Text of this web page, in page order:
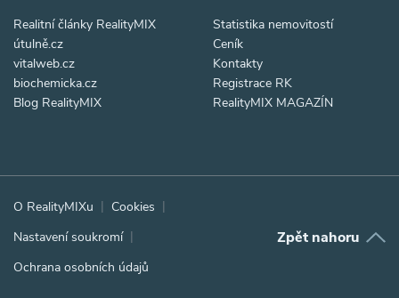
Realitní články RealityMIX
útulně.cz
vitalweb.cz
biochemicka.cz
Blog RealityMIX
Statistika nemovitostí
Ceník
Kontakty
Registrace RK
RealityMIX MAGAZÍN
O RealityMIXu
Cookies
Nastavení soukromí
Ochrana osobních údajů
Zpět nahoru